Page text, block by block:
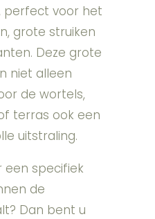
voor het
grote struiken
Deze grote
niet alleen
de wortels,
terras ook een
uitstraling.
een specifiek
de
Dan bent u